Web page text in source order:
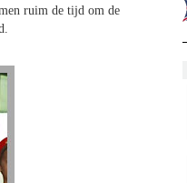
ruim de tijd om de